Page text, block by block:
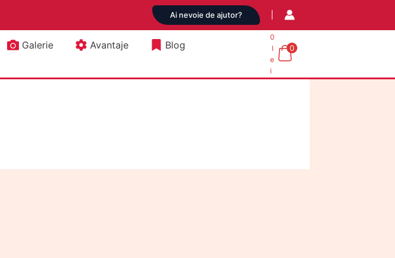
Ai nevoie de ajutor?
Galerie Avantaje
Blog
0
l
e
i
0